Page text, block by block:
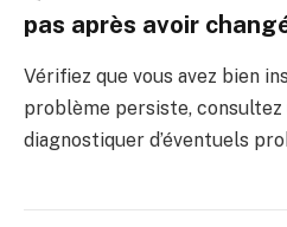
pas après avoir
Vérifiez que vous avez bien
problème persiste,
diagnostiquer d’éventuels